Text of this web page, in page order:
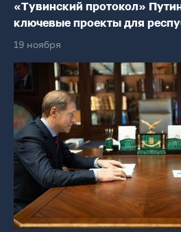
«Тувинский протокол»
ключевые проекты для
19 ноября